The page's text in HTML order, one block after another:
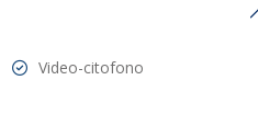
Video-citofono